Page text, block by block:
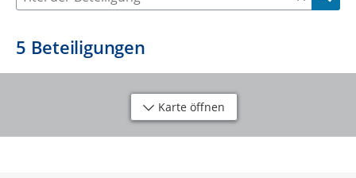
5 Beteiligungen
Karte öffnen